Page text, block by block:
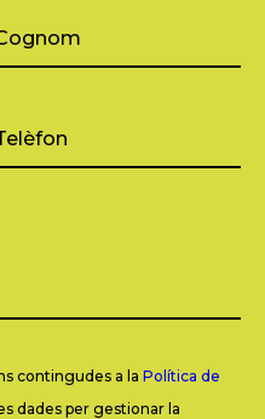
contingudes a la Política de
dades per gestionar la